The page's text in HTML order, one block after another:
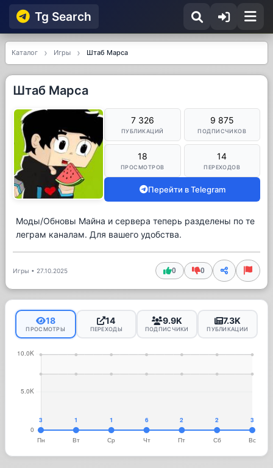
Tg Searсh
Каталог Игры Штаб Марса
Штаб Марса
7 326
ПУБЛИКАЦИЙ
9 875
ПОДПИСЧИКОВ
18
ПРОСМОТРОВ
14
ПЕРЕХОДОВ
Перейти в Telegram
Моды/Обновы Майна и сервера теперь разделены по те
леграм каналам. Для вашего удобства.
Игры • 27.10.2025 0 0
18
ПРОСМОТРЫ
14
ПЕРЕХОДЫ
9.9K
ПОДПИСЧИКИ
7.3K
ПУБЛИКАЦИИ